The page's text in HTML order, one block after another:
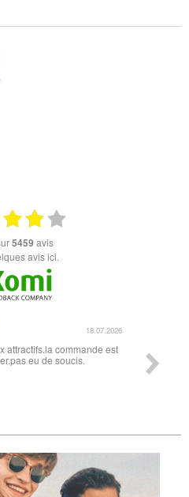
5459 avis
avis ici.
lunette merci pour les lunettes pour